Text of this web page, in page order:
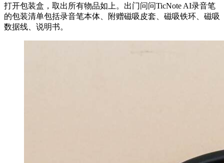
打开包装盒，取出所有物品如上。出门问问TicNote AI录音笔
的包装清单包括录音笔本体、附赠磁吸皮套、磁吸铁环、磁吸
数据线、说明书。